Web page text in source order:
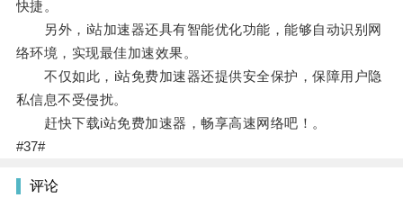
快捷。
另外，i站加速器还具有智能优化功能，能够自动识别网
络环境，实现最佳加速效果。
不仅如此，i站免费加速器还提供安全保护，保障用户隐
私信息不受侵扰。
赶快下载i站免费加速器，畅享高速网络吧！。
#37#
评论